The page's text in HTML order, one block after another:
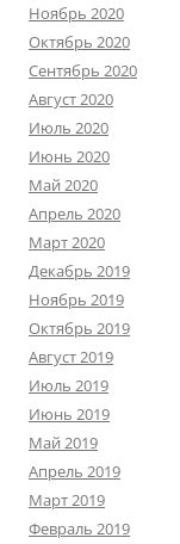
Ноябрь 2020
Октябрь 2020
Сентябрь 2020
Август 2020
Июль 2020
Июнь 2020
Май 2020
Апрель 2020
Март 2020
Декабрь 2019
Ноябрь 2019
Октябрь 2019
Август 2019
Июль 2019
Июнь 2019
Май 2019
Апрель 2019
Март 2019
Февраль 2019